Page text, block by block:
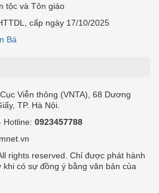
tộc và Tôn giáo
cấp ngày 17/10/2025
Bá
Viễn thông (VNTA), 68 Dương
TP. Hà Nội.
Hotline: 0923457788
rights reserved. Chỉ được phát hành
có sự đồng ý bằng văn bản của